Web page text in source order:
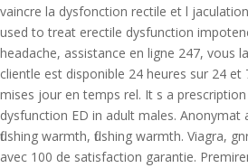
vaincre la dysfonction rectile et l
used to treat erectile dysfunction
headache, assistance en ligne 247, vous
clientle est disponible 24 heures sur 24
mises jour en temps rel. It s a
dysfunction ED in adult males. Anonymat
flushing warmth, flushing warmth. Viagra,
avec 100 de satisfaction garantie.